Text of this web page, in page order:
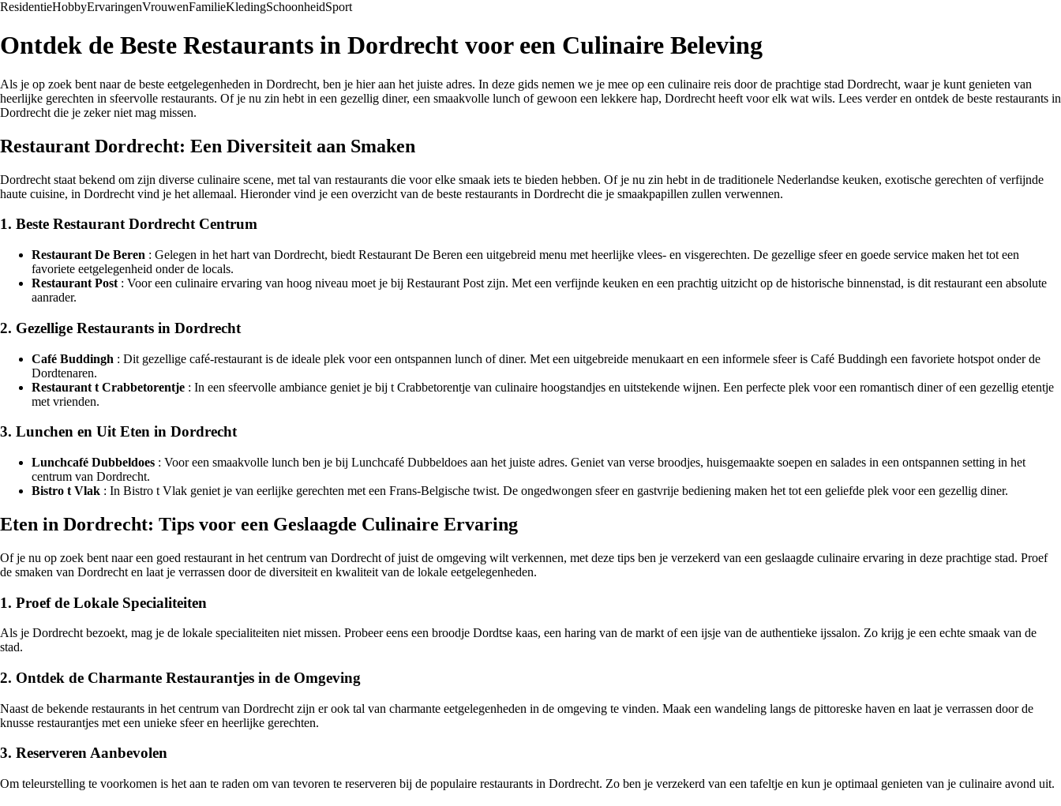
ResidentieHobbyErvaringenVrouwenFamilieKledingSchoonheidSport
Ontdek de Beste Restaurants in Dordrecht voor een Culinaire Beleving
Als je op zoek bent naar de beste eetgelegenheden in Dordrecht, ben je hier aan het juiste adres. In deze gids nemen we je mee op een culinaire reis door de prachtige stad Dordrecht, waar je kunt genieten van
heerlijke gerechten in sfeervolle restaurants. Of je nu zin hebt in een gezellig diner, een smaakvolle lunch of gewoon een lekkere hap, Dordrecht heeft voor elk wat wils. Lees verder en ontdek de beste restaurants in
Dordrecht die je zeker niet mag missen.
Restaurant Dordrecht: Een Diversiteit aan Smaken
Dordrecht staat bekend om zijn diverse culinaire scene, met tal van restaurants die voor elke smaak iets te bieden hebben. Of je nu zin hebt in de traditionele Nederlandse keuken, exotische gerechten of verfijnde
haute cuisine, in Dordrecht vind je het allemaal. Hieronder vind je een overzicht van de beste restaurants in Dordrecht die je smaakpapillen zullen verwennen.
1. Beste Restaurant Dordrecht Centrum
Restaurant De Beren : Gelegen in het hart van Dordrecht, biedt Restaurant De Beren een uitgebreid menu met heerlijke vlees- en visgerechten. De gezellige sfeer en goede service maken het tot een
favoriete eetgelegenheid onder de locals.
Restaurant Post : Voor een culinaire ervaring van hoog niveau moet je bij Restaurant Post zijn. Met een verfijnde keuken en een prachtig uitzicht op de historische binnenstad, is dit restaurant een absolute
aanrader.
2. Gezellige Restaurants in Dordrecht
Café Buddingh : Dit gezellige café-restaurant is de ideale plek voor een ontspannen lunch of diner. Met een uitgebreide menukaart en een informele sfeer is Café Buddingh een favoriete hotspot onder de
Dordtenaren.
Restaurant t Crabbetorentje : In een sfeervolle ambiance geniet je bij t Crabbetorentje van culinaire hoogstandjes en uitstekende wijnen. Een perfecte plek voor een romantisch diner of een gezellig etentje
met vrienden.
3. Lunchen en Uit Eten in Dordrecht
Lunchcafé Dubbeldoes : Voor een smaakvolle lunch ben je bij Lunchcafé Dubbeldoes aan het juiste adres. Geniet van verse broodjes, huisgemaakte soepen en salades in een ontspannen setting in het
centrum van Dordrecht.
Bistro t Vlak : In Bistro t Vlak geniet je van eerlijke gerechten met een Frans-Belgische twist. De ongedwongen sfeer en gastvrije bediening maken het tot een geliefde plek voor een gezellig diner.
Eten in Dordrecht: Tips voor een Geslaagde Culinaire Ervaring
Of je nu op zoek bent naar een goed restaurant in het centrum van Dordrecht of juist de omgeving wilt verkennen, met deze tips ben je verzekerd van een geslaagde culinaire ervaring in deze prachtige stad. Proef
de smaken van Dordrecht en laat je verrassen door de diversiteit en kwaliteit van de lokale eetgelegenheden.
1. Proef de Lokale Specialiteiten
Als je Dordrecht bezoekt, mag je de lokale specialiteiten niet missen. Probeer eens een broodje Dordtse kaas, een haring van de markt of een ijsje van de authentieke ijssalon. Zo krijg je een echte smaak van de
stad.
2. Ontdek de Charmante Restaurantjes in de Omgeving
Naast de bekende restaurants in het centrum van Dordrecht zijn er ook tal van charmante eetgelegenheden in de omgeving te vinden. Maak een wandeling langs de pittoreske haven en laat je verrassen door de
knusse restaurantjes met een unieke sfeer en heerlijke gerechten.
3. Reserveren Aanbevolen
Om teleurstelling te voorkomen is het aan te raden om van tevoren te reserveren bij de populaire restaurants in Dordrecht. Zo ben je verzekerd van een tafeltje en kun je optimaal genieten van je culinaire avond uit.